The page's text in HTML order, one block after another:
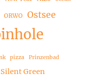
ORWO Ostsee
pizza Prinzenbad
Silent Green